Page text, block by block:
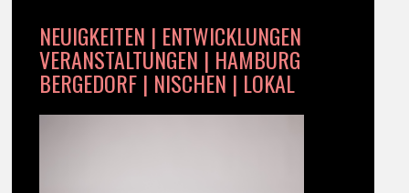
NEUIGKEITEN | ENTWICKLUNGEN
VERANSTALTUNGEN | HAMBURG
BERGEDORF | NISCHEN | LOKAL